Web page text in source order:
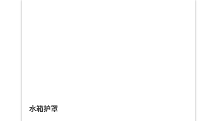
水箱护罩